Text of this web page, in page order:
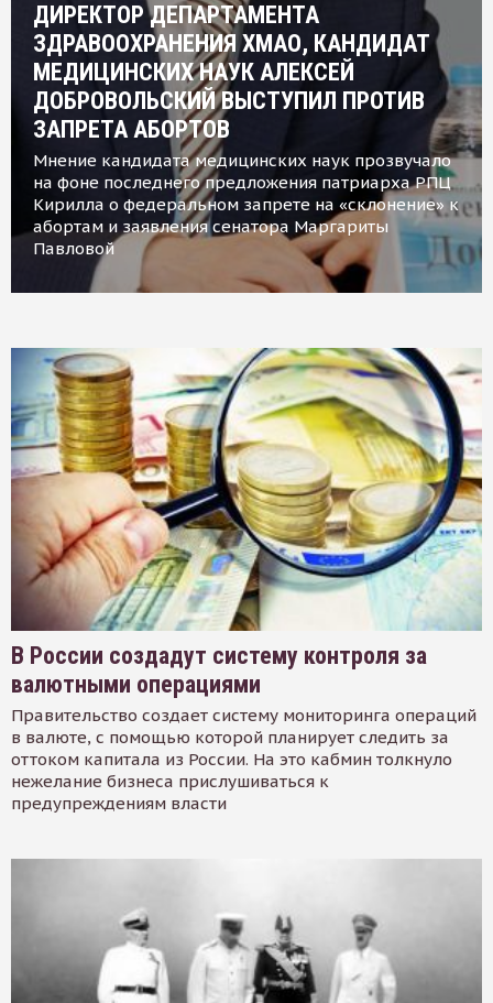
ДИРЕКТОР ДЕПАРТАМЕНТА
ЗДРАВООХРАНЕНИЯ ХМАО, КАНДИДАТ
МЕДИЦИНСКИХ НАУК АЛЕКСЕЙ
ДОБРОВОЛЬСКИЙ ВЫСТУПИЛ ПРОТИВ
ЗАПРЕТА АБОРТОВ
Мнение кандидата медицинских наук прозвучало
на фоне последнего предложения патриарха РПЦ
Кирилла о федеральном запрете на «склонение» к
абортам и заявления сенатора Маргариты
Павловой
В России создадут систему контроля за
валютными операциями
Правительство создает систему мониторинга операций
в валюте, с помощью которой планирует следить за
оттоком капитала из России. На это кабмин толкнуло
нежелание бизнеса прислушиваться к
предупреждениям власти